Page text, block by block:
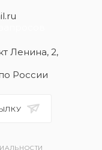
Ленина, 2,
России